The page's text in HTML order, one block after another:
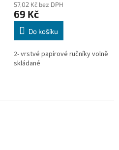
57,02 Kč bez DPH
69 Kč
Do košíku
2- vrstvé papírové ručníky volně
skládané